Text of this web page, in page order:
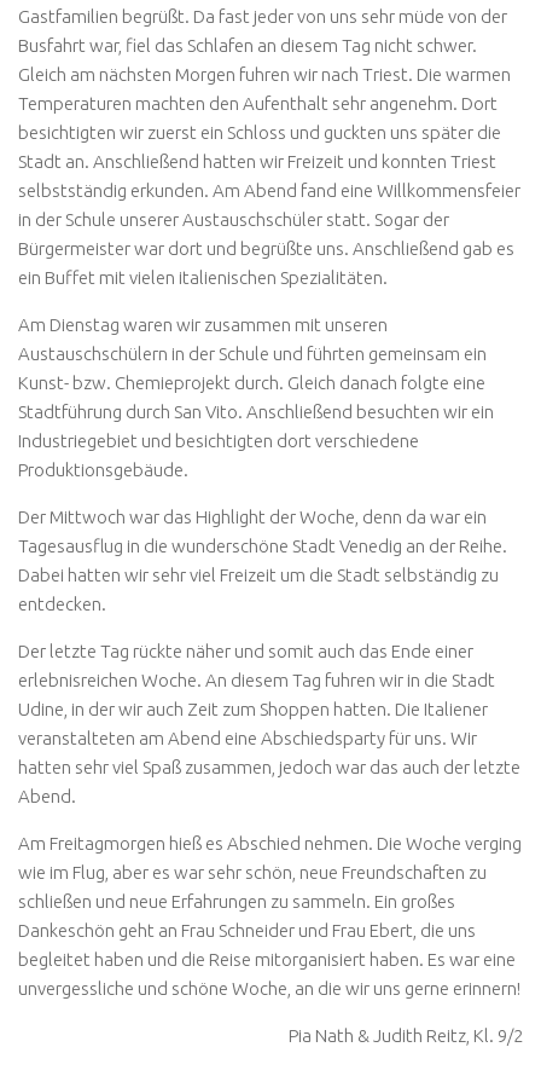
Gastfamilien begrüßt. Da fast jeder von uns sehr müde von der
Busfahrt war, fiel das Schlafen an diesem Tag nicht schwer.
Gleich am nächsten Morgen fuhren wir nach Triest. Die warmen
Temperaturen machten den Aufenthalt sehr angenehm. Dort
besichtigten wir zuerst ein Schloss und guckten uns später die
Stadt an. Anschließend hatten wir Freizeit und konnten Triest
selbstständig erkunden. Am Abend fand eine Willkommensfeier
in der Schule unserer Austauschschüler statt. Sogar der
Bürgermeister war dort und begrüßte uns. Anschließend gab es
ein Buffet mit vielen italienischen Spezialitäten.
Am Dienstag waren wir zusammen mit unseren
Austauschschülern in der Schule und führten gemeinsam ein
Kunst- bzw. Chemieprojekt durch. Gleich danach folgte eine
Stadtführung durch San Vito. Anschließend besuchten wir ein
Industriegebiet und besichtigten dort verschiedene
Produktionsgebäude.
Der Mittwoch war das Highlight der Woche, denn da war ein
Tagesausflug in die wunderschöne Stadt Venedig an der Reihe.
Dabei hatten wir sehr viel Freizeit um die Stadt selbständig zu
entdecken.
Der letzte Tag rückte näher und somit auch das Ende einer
erlebnisreichen Woche. An diesem Tag fuhren wir in die Stadt
Udine, in der wir auch Zeit zum Shoppen hatten. Die Italiener
veranstalteten am Abend eine Abschiedsparty für uns. Wir
hatten sehr viel Spaß zusammen, jedoch war das auch der letzte
Abend.
Am Freitagmorgen hieß es Abschied nehmen. Die Woche verging
wie im Flug, aber es war sehr schön, neue Freundschaften zu
schließen und neue Erfahrungen zu sammeln. Ein großes
Dankeschön geht an Frau Schneider und Frau Ebert, die uns
begleitet haben und die Reise mitorganisiert haben. Es war eine
unvergessliche und schöne Woche, an die wir uns gerne erinnern!
Pia Nath & Judith Reitz, Kl. 9/2